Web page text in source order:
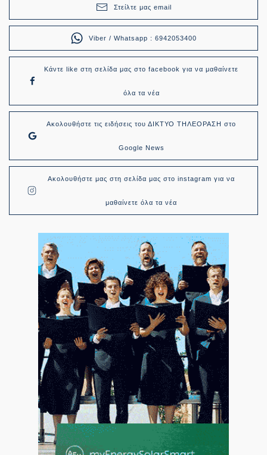
Στείλτε μας email
Viber / Whatsapp : 6942053400
Κάντε like στη σελίδα μας στο facebook για να μαθαίνετε
όλα τα νέα
Ακολουθήστε τις ειδήσεις του ΔΙΚΤΥΟ ΤΗΛΕΟΡΑΣΗ στο
Google News
Ακολουθήστε μας στη σελίδα μας στο instagram για να
μαθαίνετε όλα τα νέα